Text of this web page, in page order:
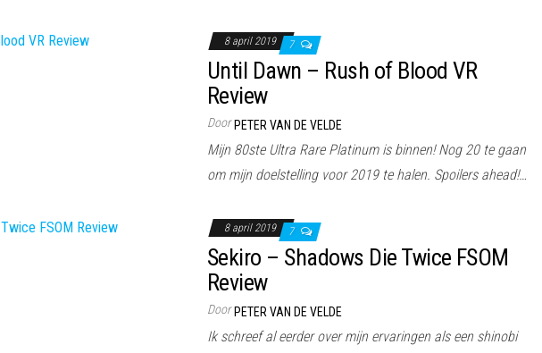
8 april 2019 7
Until Dawn – Rush of Blood VR
Review
Door PETER VAN DE VELDE
Mijn 80ste Ultra Rare Platinum is binnen! Nog 20 te gaan
om mijn doelstelling voor 2019 te halen. Spoilers ahead!…
8 april 2019 7
Sekiro – Shadows Die Twice FSOM
Review
Door PETER VAN DE VELDE
Ik schreef al eerder over mijn ervaringen als een shinobi